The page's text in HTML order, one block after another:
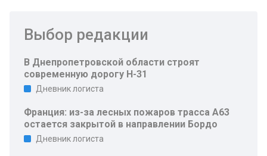
Выбор редакции
В Днепропетровской области строят
современную дорогу Н-31
Дневник логиста
Франция: из-за лесных пожаров трасса A63
остается закрытой в направлении Бордо
Дневник логиста